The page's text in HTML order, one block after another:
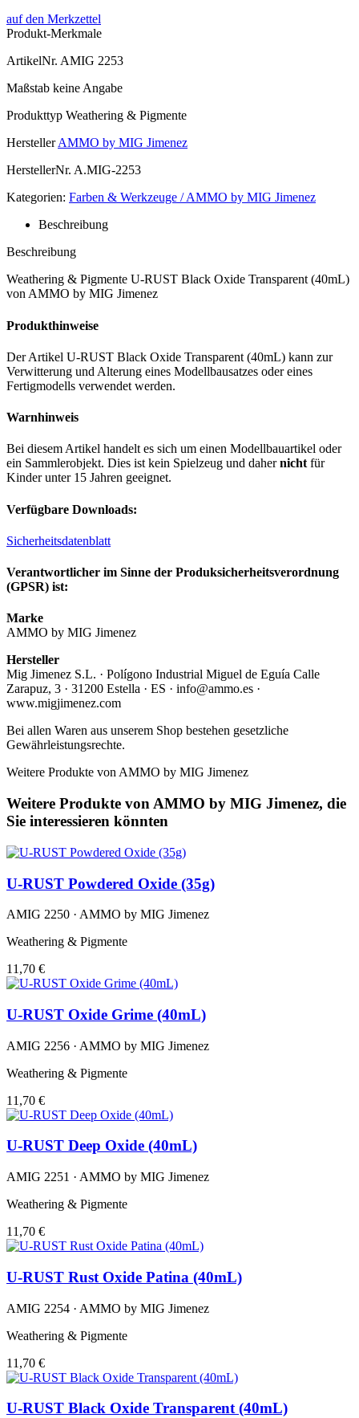
auf den Merkzettel
Produkt-Merkmale
ArtikelNr. AMIG 2253
Maßstab keine Angabe
Produkttyp Weathering & Pigmente
Hersteller AMMO by MIG Jimenez
HerstellerNr. A.MIG-2253
Kategorien: Farben & Werkzeuge / AMMO by MIG Jimenez
Beschreibung
Beschreibung
Weathering & Pigmente U-RUST Black Oxide Transparent (40mL)
von AMMO by MIG Jimenez
Produkthinweise
Der Artikel U-RUST Black Oxide Transparent (40mL) kann zur
Verwitterung und Alterung eines Modellbausatzes oder eines
Fertigmodells verwendet werden.
Warnhinweis
Bei diesem Artikel handelt es sich um einen Modellbauartikel oder
ein Sammlerobjekt. Dies ist kein Spielzeug und dahernicht für
Kinder unter 15 Jahren geeignet.
Verfügbare Downloads:
Sicherheitsdatenblatt
Verantwortlicher im Sinne der Produksicherheitsverordnung
(GPSR) ist:
Marke
AMMO by MIG Jimenez
Hersteller
Mig Jimenez S.L. · Polígono Industrial Miguel de Eguía Calle
Zarapuz, 3 · 31200 Estella · ES · info@ammo.es ·
www.migjimenez.com
Bei allen Waren aus unserem Shop bestehen gesetzliche
Gewährleistungsrechte.
Weitere Produkte von AMMO by MIG Jimenez
Weitere Produkte von AMMO by MIG Jimenez, die
Sie interessieren könnten
U-RUST Powdered Oxide (35g)
AMIG 2250 · AMMO by MIG Jimenez
Weathering & Pigmente
11,70 €
U-RUST Oxide Grime (40mL)
AMIG 2256 · AMMO by MIG Jimenez
Weathering & Pigmente
11,70 €
U-RUST Deep Oxide (40mL)
AMIG 2251 · AMMO by MIG Jimenez
Weathering & Pigmente
11,70 €
U-RUST Rust Oxide Patina (40mL)
AMIG 2254 · AMMO by MIG Jimenez
Weathering & Pigmente
11,70 €
U-RUST Black Oxide Transparent (40mL)